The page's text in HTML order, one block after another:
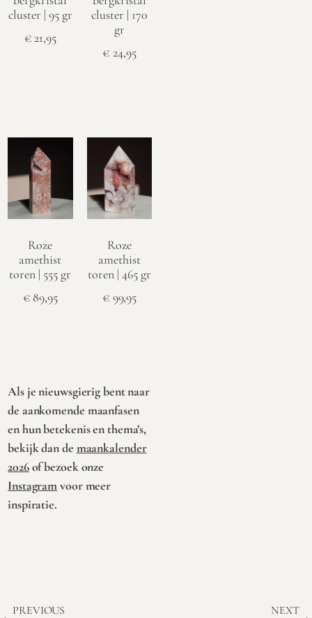
cluster | 95 gr
€21,95
cluster | 170
gr
€ 24,95
Roze
amethist
toren | 555 gr
€ 89,95
Roze
amethist
toren | 465 gr
€ 99,95
Als je nieuwsgierig bent naar
de aankomende maanfasen
en hun betekenis en thema’s,
bekijk dan de maankalender
2026of bezoek onze
Instagramvoor meer
inspiratie.
PREVIOUS NEXT